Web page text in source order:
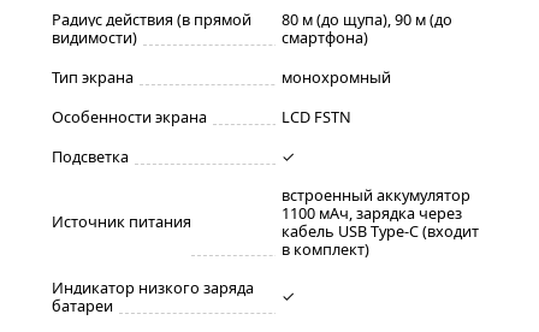
Радиус действия (в прямой
видимости)
80 м (до щупа), 90 м (до
смартфона)
Тип экрана
монохромный
Особенности экрана
LCD FSTN
Подсветка
✓
Источник питания
встроенный аккумулятор
1100 мАч, зарядка через
кабель USB Type-C (входит
в комплект)
Индикатор низкого заряда
батареи
✓